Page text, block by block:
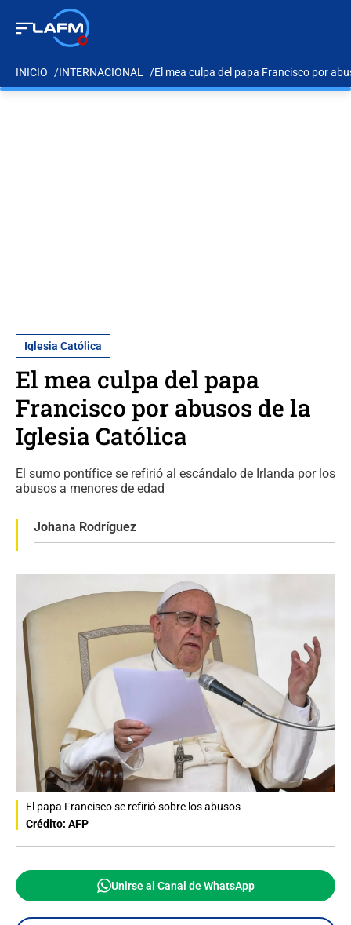
INICIO INTERNACIONAL El mea culpa del papa Francisco por
Iglesia Católica
El mea culpa del papa
Francisco por abusos de la
Iglesia Católica
El sumo pontífice se refirió al escándalo de Irlanda por los
abusos a menores de edad
Johana Rodríguez
El papa Francisco se refirió sobre los abusos
Crédito: AFP
Unirse al Canal de WhatsApp